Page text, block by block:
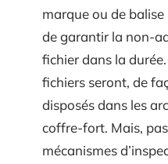
marque ou de
de garantir la non-
fichier dans la
fichiers seront, de
disposés dans les
coffre-fort. Mais,
mécanismes